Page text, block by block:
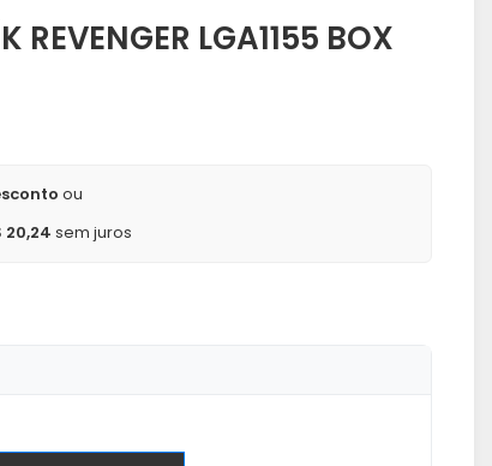
REVENGER LGA1155 BOX
ou
20,24 sem juros